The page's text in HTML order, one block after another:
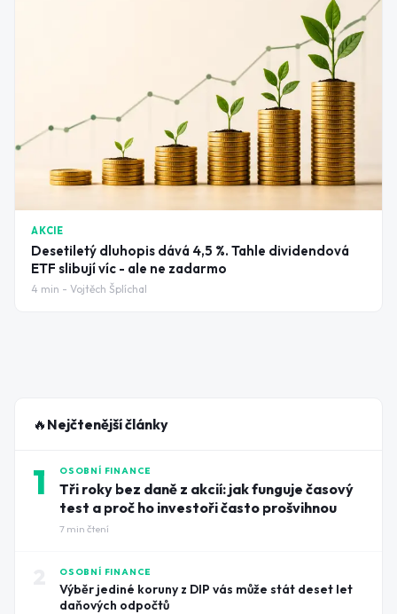
AKCIE
Desetiletý dluhopis dává 4,5 %. Tahle dividendová
ETF slibují víc - ale ne zadarmo
4 min - Vojtěch Šplíchal
🔥 Nejčtenější články
1 OSOBNÍ FINANCE
Tři roky bez daně z akcií: jak funguje časový
test a proč ho investoři často prošvihnou
7 min čtení
OSOBNÍ FINANCE
Výběr jediné koruny z DIP vás může stát deset let
daňových odpočtů